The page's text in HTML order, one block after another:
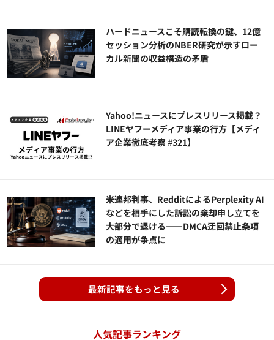
ハードニュースこそ購読転換の鍵、12億
セッション分析のNBER研究が示すロー
カル新聞の収益構造の矛盾
Yahoo!ニュースにプレスリリース掲載？
LINEヤフーメディア事業の行方【メディ
ア企業徹底考察 #321】
米連邦判事、RedditによるPerplexity AI
などを相手にした訴訟の棄却申し立てを
大部分で退ける——DMCA迂回禁止条項
の適用が争点に
最新記事をもっと見る
人気記事ランキング